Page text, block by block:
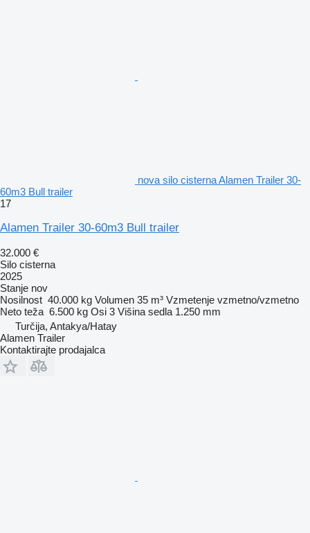
nova silo cisterna Alamen Trailer 30-
60m3 Bull trailer
17
Alamen Trailer 30-60m3 Bull trailer
32.000 €
Silo cisterna
2025
Stanje nov
Nosilnost 40.000 kg Volumen 35 m³ Vzmetenje vzmetno/vzmetno
Neto teža 6.500 kg Osi 3 Višina sedla 1.250 mm
Turčija, Antakya/Hatay
Alamen Trailer
Kontaktirajte prodajalca